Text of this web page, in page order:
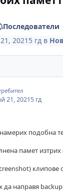
Последователи
2021 5 гд в
21, 20215 гд
подобна
памет
клипове
направя backup